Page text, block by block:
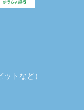
トなど）